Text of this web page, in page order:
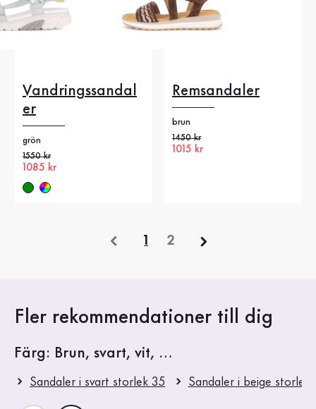
Vandringssandal
er
grön
Gammalt pris
1550 kr
Nytt pris
1085 kr
Remsandaler
brun
Gammalt pris
1450 kr
Nytt pris
1015 kr
1 2
Fler rekommendationer till dig
Färg: Brun, svart, vit, …
Sandaler i svart storlek 35 Sandaler i beige storlek